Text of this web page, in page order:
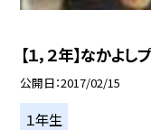
【１，２年】なかよ
公開日 2017/02/15
１年生